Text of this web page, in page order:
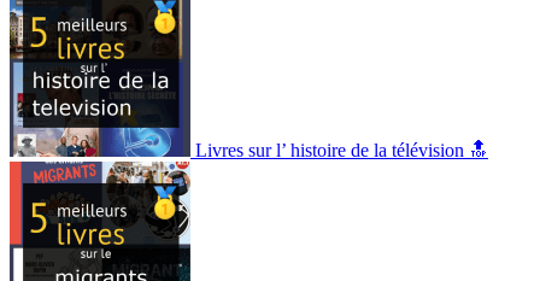
Livres sur l’ histoire de la télévision 🔝